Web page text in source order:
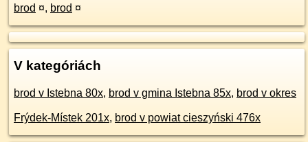
brod ¤, brod ¤
V kategóriách
brod v Istebna 80x, brod v gmina Istebna 85x, brod v okres
Frýdek-Místek 201x, brod v powiat cieszyński 476x